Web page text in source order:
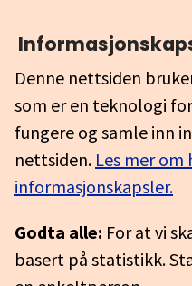
Denne nettsiden
som er en teknologi
fungere og samle inn
nettsiden. Les mer om
informasjonskapsler.
Godta alle: For at vi
basert på statistikk.